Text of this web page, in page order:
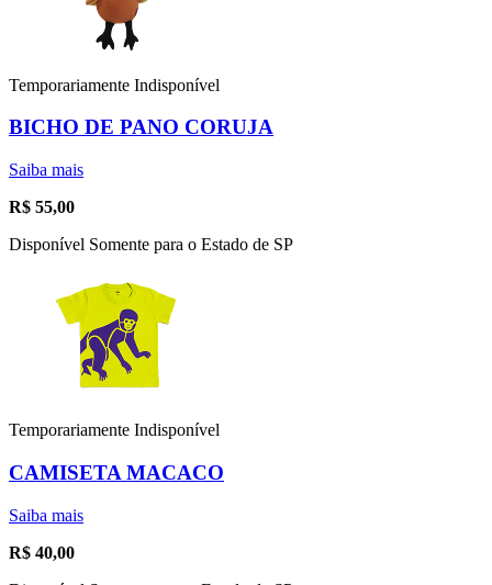
Temporariamente Indisponível
BICHO DE PANO CORUJA
Saiba mais
R$ 55,00
Disponível Somente para o Estado de SP
Temporariamente Indisponível
CAMISETA MACACO
Saiba mais
R$ 40,00